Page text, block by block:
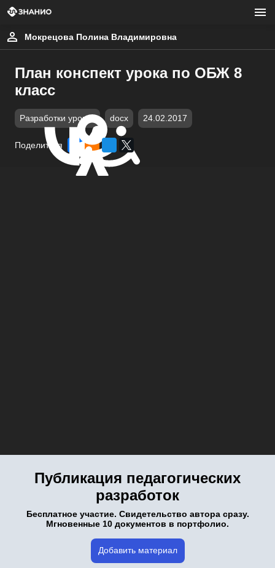
Мокрецова Полина Владимировна
План конспект урока по ОБЖ 8
класс
Разработки уроков docx 24.02.2017
Поделиться
Публикация педагогических
разработок
Бесплатное участие. Свидетельство автора сразу.
Мгновенные 10 документов в портфолио.
Добавить материал